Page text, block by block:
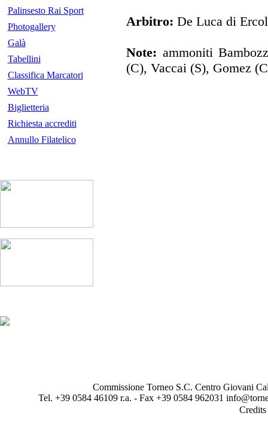
Palinsesto Rai Sport
Photogallery
Galà
Tabellini
Classifica Marcatori
WebTV
Biglietteria
Richiesta accrediti
Annullo Filatelico
Arbitro: De Luca di
Note: ammoniti
(C), Vaccai (S), Gomez
Commissione Torneo S.C. Centro Giovani
Tel. +39 0584 46109 r.a. - Fax +39 0584 962031
Credits